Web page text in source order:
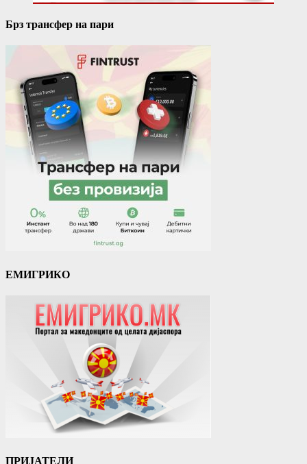
Брз трансфер на пари
ЕМИГРИКО
ПРИЈАТЕЛИ